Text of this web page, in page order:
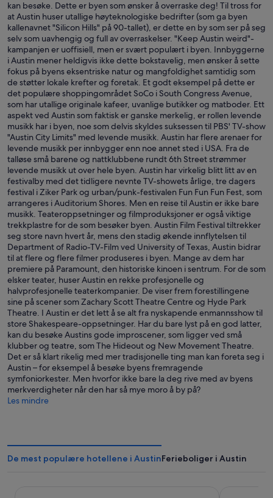
kan besøke. Dette er byen som ønsker å overraske deg! Til tross for
at Austin huser utallige høyteknologiske bedrifter (som ga byen
kallenavnet "Silicon Hills" på 90-tallet), er dette en by som ser på seg
selv som uavhengig og full av overraskelser. "Keep Austin weird"-
kampanjen er uoffisiell, men er svært populært i byen. Innbyggerne
i Austin mener heldigvis ikke dette bokstavelig, men ønsker å sette
fokus på byens eksentriske natur og mangfoldighet samtidig som
de støtter lokale krefter og foretak. Et godt eksempel på dette er
det populære shoppingområdet SoCo i South Congress Avenue,
som har utallige originale kafeer, uvanlige butikker og matboder. Ett
aspekt ved Austin som faktisk er ganske merkelig, er rollen levende
musikk har i byen, noe som delvis skyldes suksessen til PBS' TV-show
"Austin City Limits" med levende musikk. Austin har flere arenaer for
levende musikk per innbygger enn noe annet sted i USA. Fra de
talløse små barene og nattklubbene rundt 6th Street strømmer
levende musikk ut over hele byen. Austin har virkelig blitt litt av en
festivalby med det tidligere nevnte TV-showets årlige, tre dagers
festival i Ziker Park og urban/punk-festivalen Fun Fun Fun Fest, som
arrangeres i Auditorium Shores. Men en reise til Austin er ikke bare
musikk. Teateroppsetninger og filmproduksjoner er også viktige
trekkplastre for de som besøker byen. Austin Film Festival tiltrekker
seg store navn hvert år, mens den stadig økende innflytelsen til
Department of Radio-TV-Film ved University of Texas, Austin bidrar
til at flere og flere filmer produseres i byen. Mange av dem har
premiere på Paramount, den historiske kinoen i sentrum. For de som
elsker teater, huser Austin en rekke profesjonelle og
halvprofesjonelle teaterkompanier. De viser frem forestillingene
sine på scener som Zachary Scott Theatre Centre og Hyde Park
Theatre. I Austin er det lett å se alt fra nyskapende enmannsshow til
store Shakespeare-oppsetninger. Har du bare lyst på en god latter,
kan du besøke Austins gode improscener, som ligger ved små
klubber og teatre, som The Hideout og New Movement Theatre.
Det er så klart rikelig med mer tradisjonelle ting man kan foreta seg i
Austin – for eksempel å besøke byens fremragende
symfoniorkester. Men hvorfor ikke bare la deg rive med av byens
merkverdigheter når den har så mye moro å by på?
Les mindre
De mest populære hotellene i AustinFerieboliger i Austin